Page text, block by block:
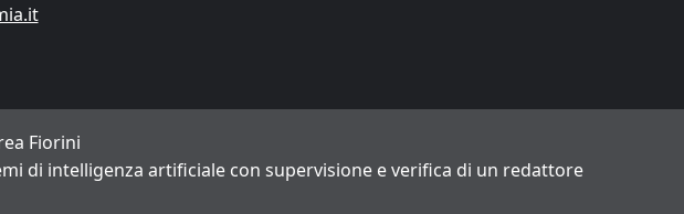
Fiorini
di intelligenza artificiale con supervisione e verifica di un redattore